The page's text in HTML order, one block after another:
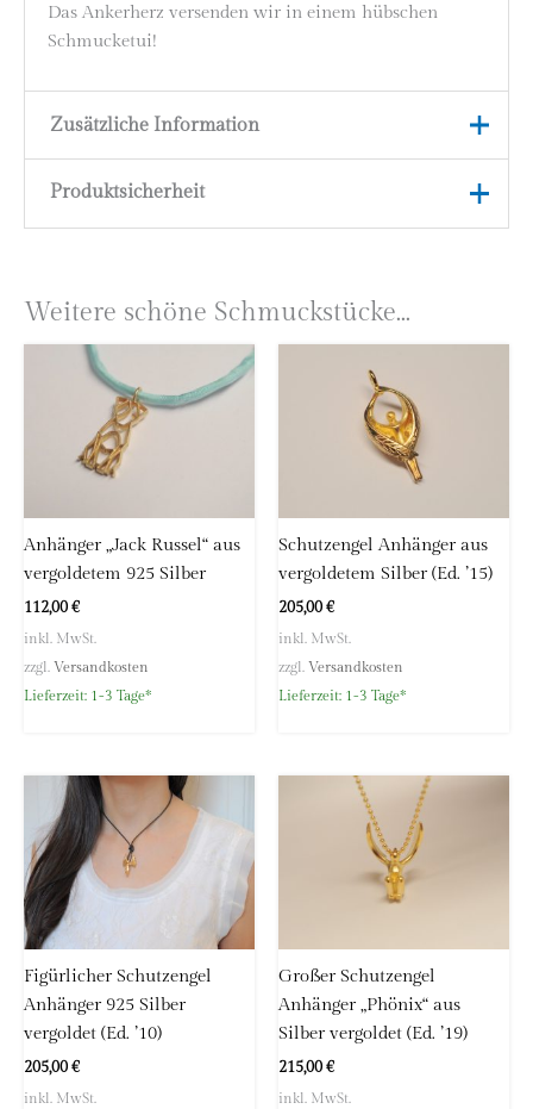
Das Ankerherz versenden wir in einem hübschen
Schmucketui!
Zusätzliche Information
Material
Produktsicherheit
höllwerk
Kleingemünder Straße 12
69118 Heidelberg
Deutschland
E-Mail:info@hoellwerk.de
Weitere schöne Schmuckstücke...
Anhänger „Jack Russel“ aus
vergoldetem 925 Silber
112,00€
inkl. MwSt.
zzgl. Versandkosten
Lieferzeit: 1-3 Tage*
Schutzengel Anhänger aus
vergoldetem Silber (Ed. ’15)
205,00€
inkl. MwSt.
zzgl. Versandkosten
Lieferzeit: 1-3 Tage*
Figürlicher Schutzengel
Anhänger 925 Silber
vergoldet (Ed. ’10)
205,00€
inkl. MwSt.
Großer Schutzengel
Anhänger „Phönix“ aus
Silber vergoldet (Ed. ’19)
215,00€
inkl. MwSt.